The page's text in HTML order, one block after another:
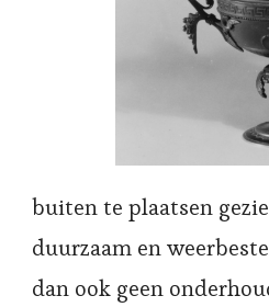
buiten te plaatsen
duurzaam en
dan ook geen